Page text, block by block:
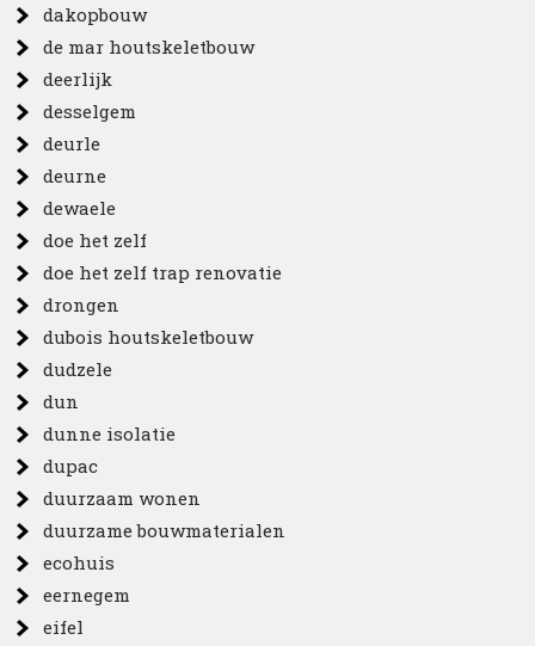
dakopbouw
de mar houtskeletbouw
deerlijk
desselgem
deurle
deurne
dewaele
doe het zelf
doe het zelf trap renovatie
drongen
dubois houtskeletbouw
dudzele
dun
dunne isolatie
dupac
duurzaam wonen
duurzame bouwmaterialen
ecohuis
eernegem
eifel